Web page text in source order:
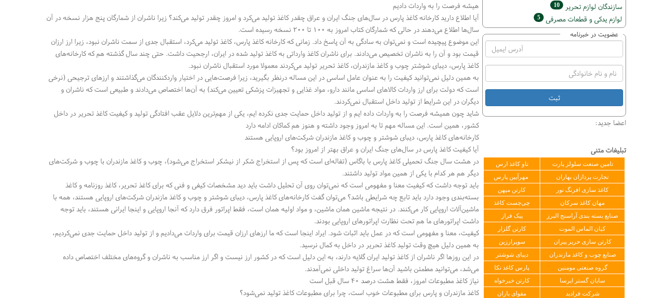
هیشه فرصت را به واردات دادیم
آیا اطلاع دارید کارخانه کاغذ پارس در سال‌های جنگ ایران و عراق چقدر کاغذ تولید می‌کرد و امروز چقدر تولید می‌کند؟ زیرا ناشران از شمارگان پنج هزار نسخه در آن
سال‌ها اطلاع می‌دهند در حالی که شمارگان کتاب امروز به ۱۰۰ تا ۲۰۰ نسخه رسیده است.
این موضوع پیچیده است و نمی‌توان به سادگی به آن پاسخ داد. زمانی که کارخانه کاغذ پارس، کاغذ تولید می‌کرد، استقبال جدی از سمت ناشران نبود، زیرا ارز ارزان
قیمت بود و آن را به ناشران تخصیص می‌دادند. برای ناشران کاغذ وارداتی به کاغذ تولید شده در ایران، ارجحیت داشت. حتی چند سال گذشته هم که کارخانه‌های
کاغذ پارس، دیبای شوشتر چوب و کاغذ مازندران، کاغذ تحریر تولید می‌کردند معمولا مورد استقبال ناشران نبود.
به همین دلیل نمی‌توانید کیفیت را به عنوان عامل اساسی در این مساله درنظر بگیرید، زیرا فرصت‌هایی در اختیار واردکنندگان می‌گذاشتند و ارزهای ترجیحی (نرخی
است که دولت برای ارز واردات کالاهای اساسی مانند دارو، مواد غذایی و تجهیزات پزشکی تعیین می‌کند) به آن‌ها اختصاص می‌دادند و طبیعی است که ناشران و
دیگران در این شرایط از تولید داخل استقبال نمی‌کردند.
شاید چون همیشه فرصت را به واردات داده ایم و از تولید داخل حمایت جدی نکرده ایم، یکی از مهم‌ترین دلایل عقب افتادگی تولید و کیفیت کاغذ تحریر در داخل
کشور، همین است. این مساله مهم تا به امروز وجود داشته و هنوز هم کماکان ادامه دارد
کارخانه‌های کاغذ پارس، دیبای شوشتر و چوب و کاغذ مازندران شرکت‌های اروپایی هستند
آیا کیفیت کاغذ پارس در سال‌های جنگ ایران و عراق بهتر از امروز بود؟
در هشت سال جنگ تحمیلی کاغذ پارس با باگاس (تفاله‌ای است که پس از استخراج شکر از نیشکر استخراج می‌شود)، چوب و کاغذ مازندران با چوب و شرکت‌های
دیگر هم هر کدام با یکی از همین مواد تولید داشتند.
باید توجه داشت که کیفیت معنا و مفهومی است که نمی‌توان روی آن تحلیل داشت باید دید مشخصات کیفی و فنی که برای کاغذ تحریر، کاغذ روزنامه و کاغذ
بسته‌بندی وجود دارد باید تابع چه شرایطی باشد؟ می‌توان گفت کارخانه‌های کاغذ پارس، دیبای شوشتر و چوب و کاغذ مازندران شرکت‌های اروپایی هستند، همه با
ماشین‌آلات اروپایی کار می‌کنند. در نتیجه ماشین همان ماشین، و مواد اولیه همان است، فقط اپراتور فرق دارد که آنجا اروپایی و اینجا ایرانی هستند، باید توجه
داشت اپراتورهای ما هم تحت نظارت اپراتورهای اروپایی بودند.
کیفیت، معنا و مفهومی است که در عمل باید اثبات شود. ایراد اینجا است که ما ارزهای ارزان قیمت برای واردات می‌دادیم و از تولید داخل حمایت جدی نمی‌کردیم،
به همین دلیل هیچ وقت تولید کاغذ تحریر در داخل به کمال نرسید.
در این روزها اگر ناشران از کاغذ تولید ایران گلایه دارند، به این دلیل است که در کشور ارز نیست و اگر ارز مناسب به ناشران و گروه‌های مختلف اختصاص داده
می‌شد، می‌توانید مطمئن باشید آن‌ها سراغ تولید داخلی نمی‌آمدند.
نیاز کاغذ مطبوعات امروز، فقط هشت درصد ۴۰ سال قبل است
کاغذ مازندران و پارس برای مطبوعات خوب است، چرا برای مطبوعات کاغذ تولید نمی‌شود؟
سازندگان لوازم تحریر 10
لوازم یدکی و قطعات مصرفی 5
عضویت در خبرنامه
اعضا جدید:
● شهباز صنعت آسیا ● کاغذ سازی افق ● فنی مهندسی سپهر کویر فرداد ● کاغذ و مقوای فانتزی ترنج ● رسا
تبلیغات متنی
تامین صنعت سلولز پارت
تاو کاغذ ارس
تجارت پردازان بهاران
مهرآیین پارس
کاغذ سازی افرنگ نور
کارتن میهن
مهان کاغذ سرکان
چی‌چست کاغذ
صنایع بسته بندی آراسنج البرز
پیک فراز
کیان الماس الموت
کارتن گلزار
کارتن سازی حریر پیران
سوپرارزین
صنایع چوب و کاغذ مازندران
دیبای شوشتر
گروه صنعتی مومنین
پارس کاغذ نکا
سایان گستر ایرسا
کارتن خیرخواه
شرکت فرادید
مقوای یاران